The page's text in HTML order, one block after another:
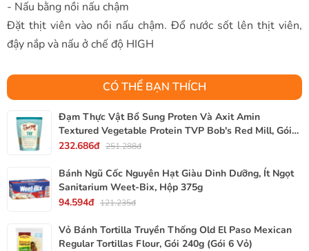
- Nấu bằng nồi nấu chậm
Đặt thịt viên vào nồi nấu chậm. Đổ nước sốt lên thịt viên,
đậy nắp và nấu ở chế độ HIGH
CÓ THỂ BẠN THÍCH
Đạm Thực Vật Bổ Sung Proten Và Axit Amin
Textured Vegetable Protein TVP Bob's Red Mill, Gói
340g, 12 Oz.
232.686đ 251.288đ
Bánh Ngũ Cốc Nguyên Hạt Giàu Dinh Dưỡng, Ít Ngọt
Sanitarium Weet-Bix, Hộp 375g
94.594đ 121.235đ
Vỏ Bánh Tortilla Truyền Thống Old El Paso Mexican
Regular Tortillas Flour, Gói 240g (Gói 6 Vỏ)